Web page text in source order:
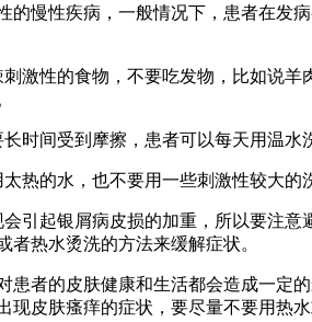
的慢性疾病，一般情况下，患者在发
激性的食物，不要吃发物，比如说
时间受到摩擦，患者可以每天用温
热的水，也不要用一些刺激性较大
引起银屑病皮损的加重，所以要注
者热水烫洗的方法来缓解症状。
患者的皮肤健康和生活都会造成一定
现皮肤瘙痒的症状，要尽量不要用热